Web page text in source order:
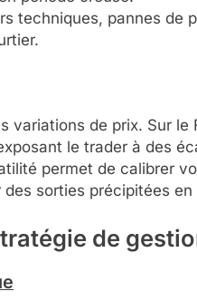
techniques, pannes de
variations de prix. Sur
le trader à des
permet de calibrer
sorties précipitées en
de